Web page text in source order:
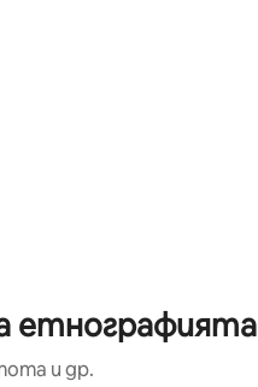
етнографията
и др.